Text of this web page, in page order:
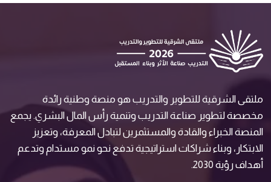
ملتقى الشرقية للتطوير والتدريب هو منصة وطنية رائدة
مخصصة لتطوير صناعة التدريب وتنمية رأس المال البشري. يجمع
المنصة الخبراء والقادة والمستثمرين لتبادل المعرفة، وتعزيز
الابتكار، وبناء شراكات استراتيجية تدفع نحو نمو مستدام وتدعم
أهداف رؤية 2030.